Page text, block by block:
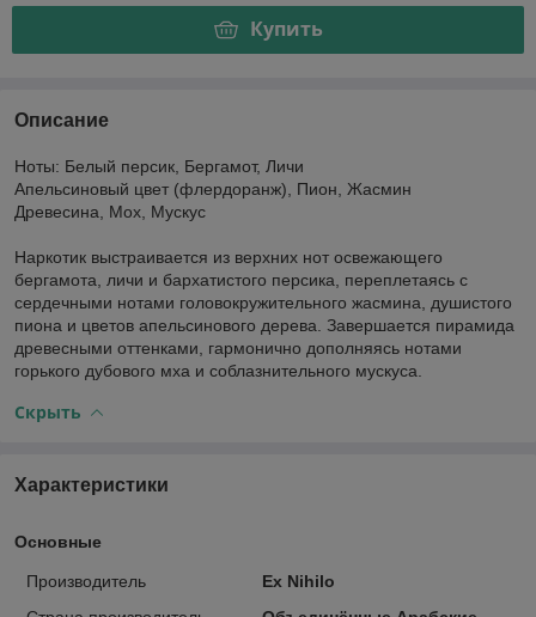
Купить
Описание
Ноты: Белый персик, Бергамот, Личи
Апельсиновый цвет (флердоранж), Пион, Жасмин
Древесина, Мох, Мускус
Наркотик выстраивается из верхних нот освежающего
бергамота, личи и бархатистого персика, переплетаясь с
сердечными нотами головокружительного жасмина, душистого
пиона и цветов апельсинового дерева. Завершается пирамида
древесными оттенками, гармонично дополняясь нотами
горького дубового мха и соблазнительного мускуса.
Скрыть
Характеристики
Основные
Производитель
Ex Nihilo